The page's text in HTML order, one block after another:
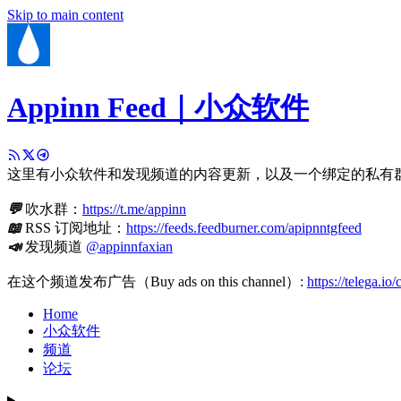
Skip to main content
Appinn Feed｜小众软件
这里有小众软件和发现频道的内容更新，以及一个绑定的私有
💬吹水群： https://t.me/appinn
📖RSS 订阅地址： https://feeds.feedburner.com/apipnntgfeed
📣发现频道 @appinnfaxian
在这个频道发布广告（Buy ads on this channel）: https://telega.io/
Home
小众软件
频道
论坛